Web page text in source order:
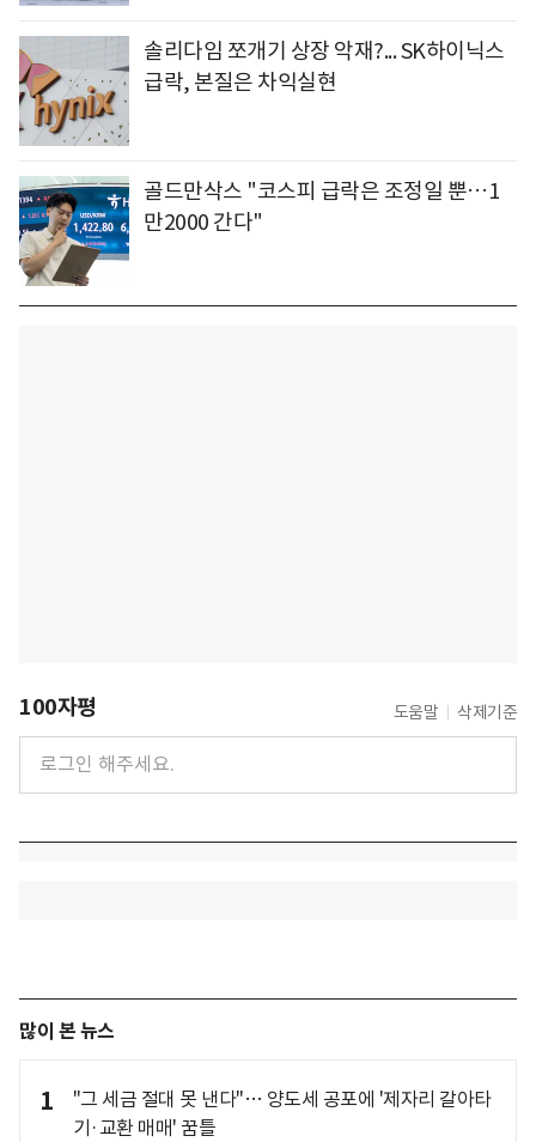
솔리다임 쪼개기 상장 악재?... SK하이닉스
급락, 본질은 차익실현
골드만삭스 "코스피 급락은 조정일 뿐…1
만2000 간다"
100자평 도움말 삭제기준
많이 본 뉴스
1
"그 세금 절대 못 낸다"… 양도세 공포에 '제자리 갈아타
기·교환 매매' 꿈틀